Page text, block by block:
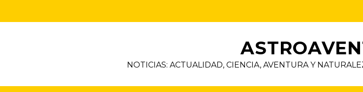
NOTICIAS: ACTUALIDAD, CIENCIA, AVENTURA Y